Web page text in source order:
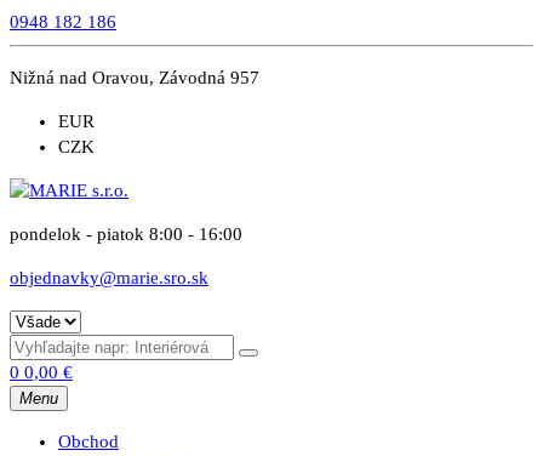
0948 182 186
Nižná nad Oravou, Závodná 957
EUR
CZK
pondelok - piatok 8:00 - 16:00
objednavky@marie.sro.sk
0 0,00 €
Menu
Obchod